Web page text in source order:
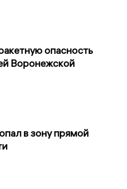
опасность
Воронежской
в зону прямой